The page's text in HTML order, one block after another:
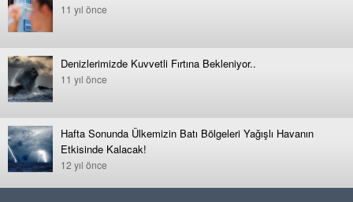
11 yıl önce
Denizlerimizde Kuvvetli Fırtına Bekleniyor..
11 yıl önce
Hafta Sonunda Ülkemizin Batı Bölgeleri Yağışlı Havanın
Etkisinde Kalacak!
12 yıl önce